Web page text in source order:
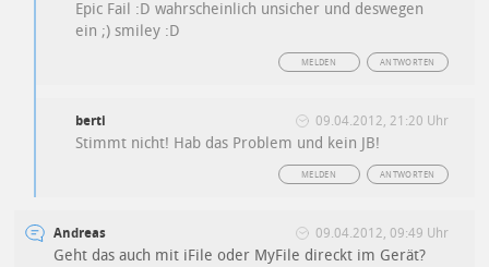
Epic Fail :D wahrscheinlich unsicher und deswegen
ein ;) smiley :D
ANTWORTEN
MELDEN
berti 09.04.2012, 21:20 Uhr
Stimmt nicht! Hab das Problem und kein JB!
ANTWORTEN
MELDEN
Andreas 09.04.2012, 09:49 Uhr
Geht das auch mit iFile oder MyFile direckt im Gerät?